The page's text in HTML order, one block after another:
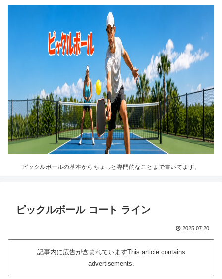
ピックルボールの基本からちょっと専門的なことまで書いてます。
ピックルボール コート ライン
2025.07.20
記事内に広告が含まれていますThis article contains
advertisements.